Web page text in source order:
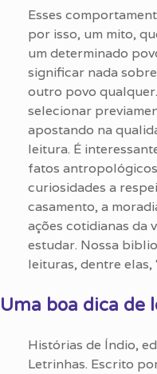
Esses
por isso, um mito,
um determinado
significar nada sobre
outro povo
selecionar
apostando na
leitura. É
fatos
curiosidades a
casamento, a
ações cotidianas da
estudar. Nossa
leituras, dentre elas,
Uma boa dica de
Histórias de Índio,
Letrinhas. Escrito